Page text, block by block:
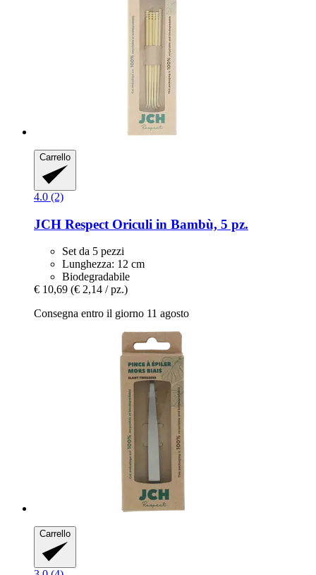
Carrello
4.0 (2)
JCH Respect Oriculi in Bambù, 5 pz.
Set da 5 pezzi
Lunghezza: 12 cm
Biodegradabile
€ 10,69 (€ 2,14 / pz.)
Consegna entro il giorno 11 agosto
Carrello